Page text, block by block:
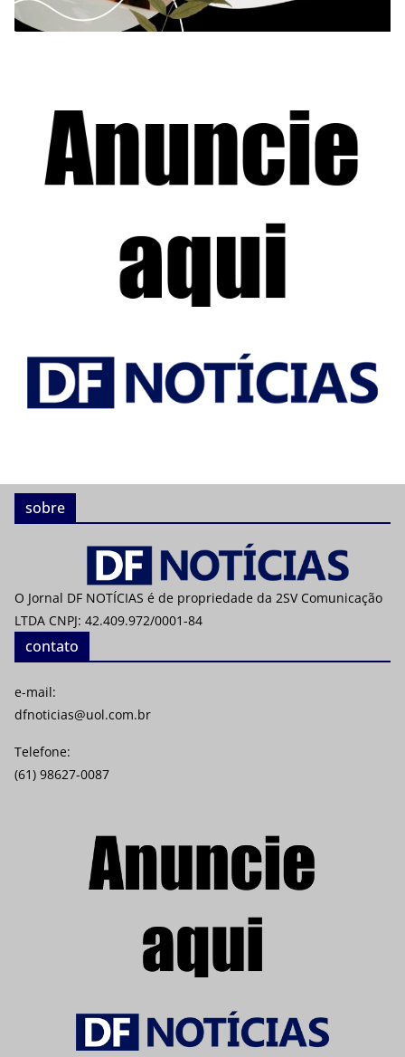
sobre
O Jornal DF NOTÍCIAS é de propriedade da 2SV Comunicação
LTDA CNPJ: 42.409.972/0001-84
contato
e-mail:
dfnoticias@uol.com.br
Telefone:
(61) 98627-0087